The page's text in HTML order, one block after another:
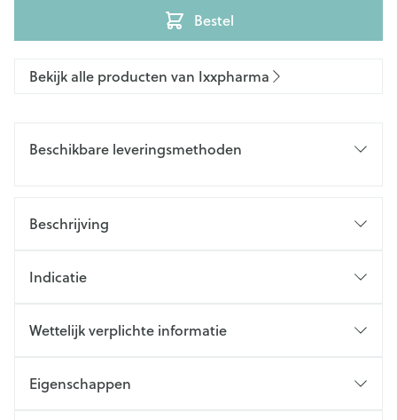
Bestel
Bekijk alle producten van Ixxpharma
Beschikbare leveringsmethoden
Beschrijving
Indicatie
Wettelijk verplichte informatie
Eigenschappen